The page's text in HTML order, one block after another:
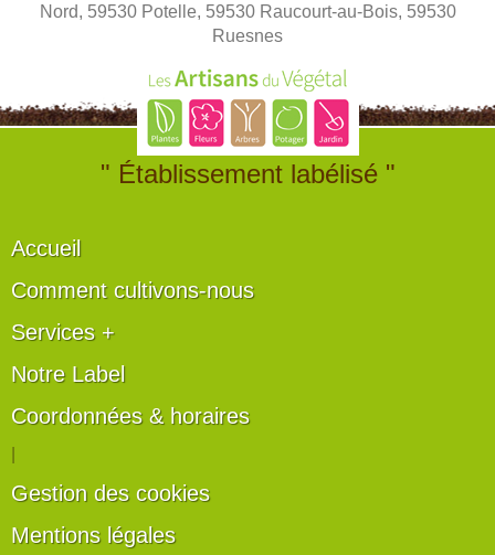
Nord, 59530 Potelle, 59530 Raucourt-au-Bois, 59530
Ruesnes
" Établissement labélisé "
Accueil
Comment cultivons-nous
Services +
Notre Label
Coordonnées & horaires
Gestion des cookies
Mentions légales